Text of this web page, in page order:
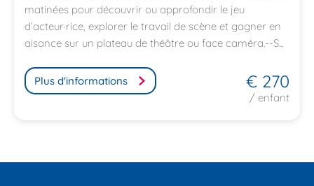
matinées pour découvrir ou approfondir le jeu
d’acteur·rice, explorer le travail de scène et gagner en
aisance sur un plateau de théâtre ou face caméra.--S...
Plus d'informations € 270
/ enfant